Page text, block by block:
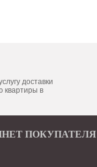
доставки
квартиры в
ПОКУПАТЕЛЯ